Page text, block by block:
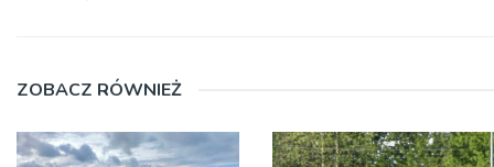
ZOBACZ RÓWNIEŻ